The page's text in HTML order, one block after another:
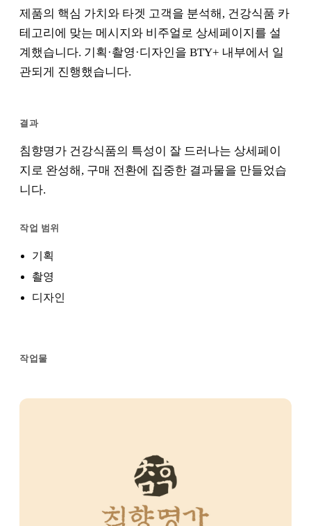
제품의 핵심 가치와 타겟 고객을 분석해, 건강식품 카
테고리에 맞는 메시지와 비주얼로 상세페이지를 설
계했습니다. 기획·촬영·디자인을 BTY+ 내부에서 일
관되게 진행했습니다.
결과
침향명가 건강식품의 특성이 잘 드러나는 상세페이
지로 완성해, 구매 전환에 집중한 결과물을 만들었습
니다.
작업 범위
기획
촬영
디자인
작업물